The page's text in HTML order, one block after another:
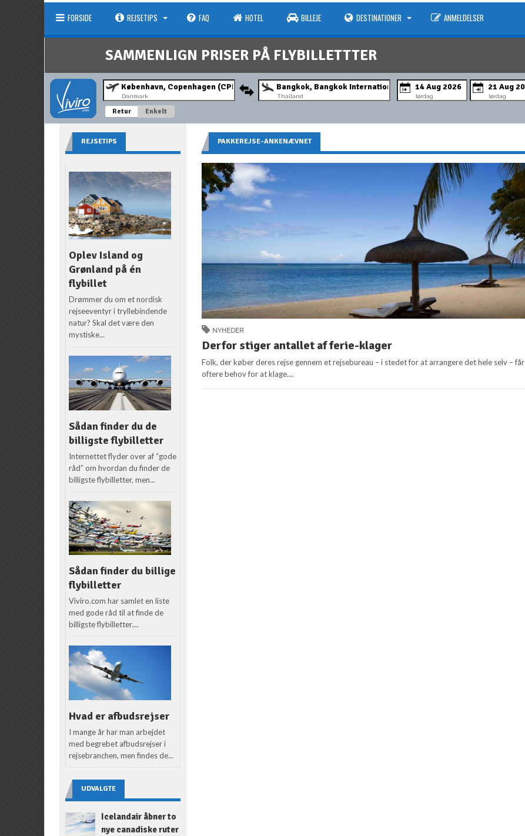
FORSIDE REJSETIPS FAQ HOTEL BILLEJE DESTINATIONER ANMELDELSER
SAMMENLIGN PRISER PÅ FLYBILLETTTER
Danmark Thailand lørdag lørdag
Retur Enkelt
PAKKEREJSE-ANKENÆVNET
NYHEDER
Derfor stiger antallet af ferie-klager
Folk, der køber deres rejse gennem et rejsebureau – i stedet for at arrangere det hele selv – får
oftere behov for at klage....
REJSETIPS
Oplev Island og
Grønland på én
flybillet
Drømmer du om et nordisk
rejseeventyr i tryllebindende
natur? Skal det være den
mystiske...
Sådan finder du de
billigste flybilletter
Internettet flyder over af “gode
råd” om hvordan du finder de
billigste flybilletter, men...
Sådan finder du billige
flybilletter
Viviro.com har samlet en liste
med gode råd til at finde de
billigste flybilletter....
Hvad er afbudsrejser
I mange år har man arbejdet
med begrebet afbudsrejser i
rejsebranchen, men findes de...
UDVALGTE
Icelandair åbner to
nye canadiske ruter